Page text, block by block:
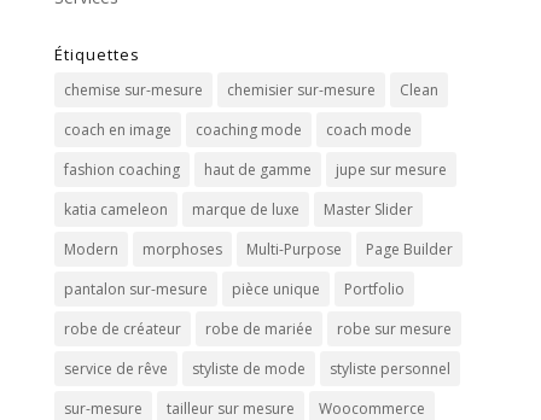
Étiquettes
chemise sur-mesure chemisier sur-mesure
Clean
coach en image
coaching mode
coach mode
fashion coaching
haut de gamme
jupe sur mesure
katia cameleon
marque de luxe
Master Slider
Modern
morphoses Multi-Purpose
Page Builder
pantalon sur-mesure
pièce unique
Portfolio
robe de créateur
robe de mariée
robe sur mesure
service de rêve
styliste de mode
styliste personnel
sur-mesure
tailleur sur mesure
Woocommerce